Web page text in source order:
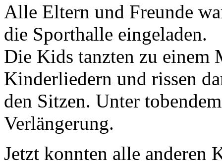
Alle Eltern und Freunde
die Sporthalle eingeladen.
Die Kids tanzten zu einem
Kinderliedern und rissen
den Sitzen. Unter
Verlängerung.
Jetzt konnten alle anderen